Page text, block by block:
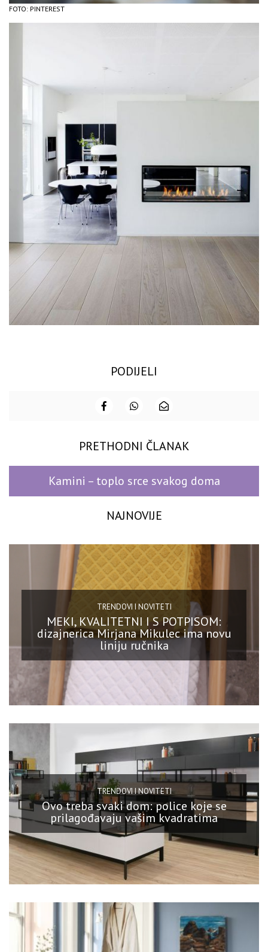
FOTO: PINTEREST
PODIJELI
PRETHODNI ČLANAK
Kamini – toplo srce svakog doma
NAJNOVIJE
TRENDOVI I NOVITETI
MEKI, KVALITETNI I S POTPISOM:
dizajnerica Mirjana Mikulec ima novu
liniju ručnika
TRENDOVI I NOVITETI
Ovo treba svaki dom: police koje se
prilagođavaju vašim kvadratima